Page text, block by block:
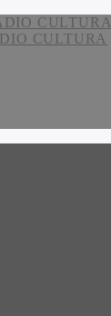
CULTURA
CULTURA